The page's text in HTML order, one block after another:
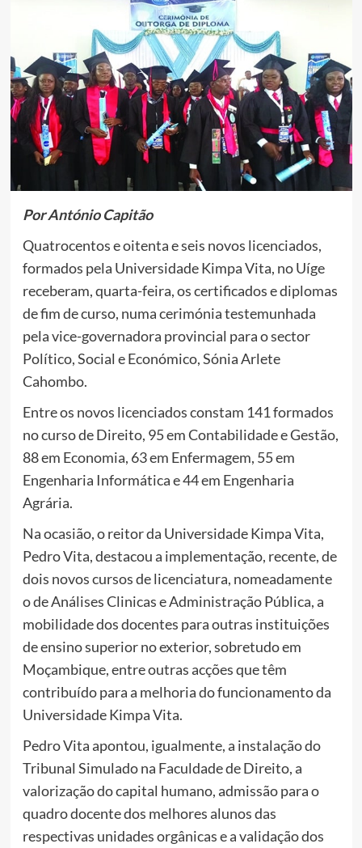
Por António Capitão
Quatrocentos e oitenta e seis novos licenciados,
formados pela Universidade Kimpa Vita, no Uíge
receberam, quarta-feira, os certificados e diplomas
de fim de curso, numa cerimónia testemunhada
pela vice-governadora provincial para o sector
Político, Social e Económico, Sónia Arlete
Cahombo.
Entre os novos licenciados constam 141 formados
no curso de Direito, 95 em Contabilidade e Gestão,
88 em Economia, 63 em Enfermagem, 55 em
Engenharia Informática e 44 em Engenharia
Agrária.
Na ocasião, o reitor da Universidade Kimpa Vita,
Pedro Vita, destacou a implementação, recente, de
dois novos cursos de licenciatura, nomeadamente
o de Análises Clinicas e Administração Pública, a
mobilidade dos docentes para outras instituições
de ensino superior no exterior, sobretudo em
Moçambique, entre outras acções que têm
contribuído para a melhoria do funcionamento da
Universidade Kimpa Vita.
Pedro Vita apontou, igualmente, a instalação do
Tribunal Simulado na Faculdade de Direito, a
valorização do capital humano, admissão para o
quadro docente dos melhores alunos das
respectivas unidades orgânicas e a validação dos